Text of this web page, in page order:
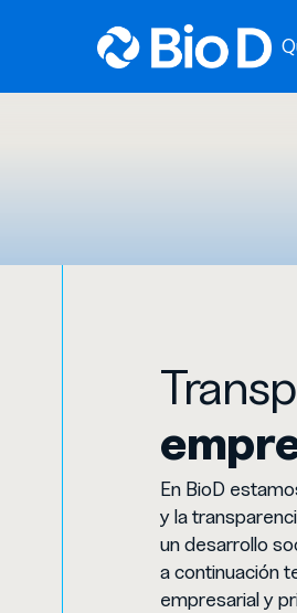
En BioD
y la
un desarrollo
a continuación
empresarial y